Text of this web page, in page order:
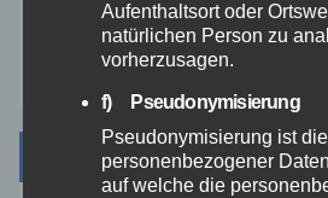
Archiv
Aufenthaltsort oder
natürlichen Person zu
vorherzusagen.
f) Pseudonymisierung
Pseudonymisierung ist
personenbezogener
auf welche die